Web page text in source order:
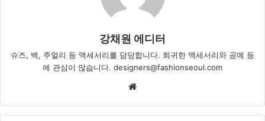
강채원 에디터
슈즈, 백, 주얼리 등 액세서리를 담당합니다. 희귀한 액세서리와 공예 등
에 관심이 많습니다. designers@fashionseoul.com
te